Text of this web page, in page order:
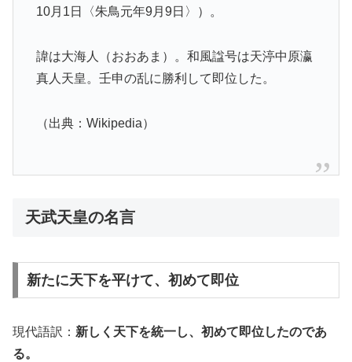
10月1日〈朱鳥元年9月9日〉）。
諱は大海人（おおあま）。和風諡号は天渟中原瀛
真人天皇。壬申の乱に勝利して即位した。
（出典：Wikipedia）
天武天皇の名言
新たに天下を平けて、初めて即位
現代語訳： 新しく天下を統一し、初めて即位したのであ
る。